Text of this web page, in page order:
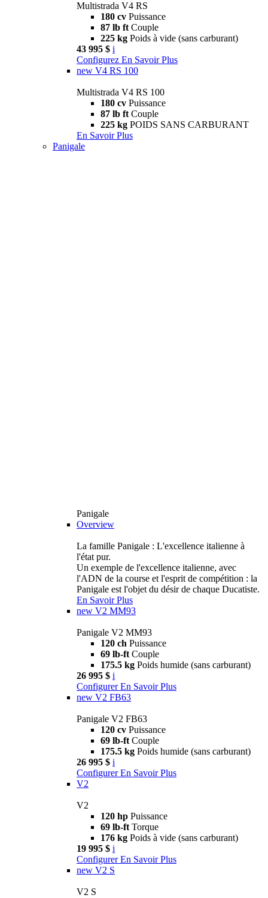
Multistrada V4 RS
180 cv Puissance
87 lb ft Couple
225 kg Poids à vide (sans carburant)
43 995 $ i
Configurez En Savoir Plus
new V4 RS 100
Multistrada V4 RS 100
180 cv Puissance
87 lb ft Couple
225 kg POIDS SANS CARBURANT
En Savoir Plus
Panigale
Panigale
Overview
La famille Panigale : L'excellence italienne à
l'état pur.
Un exemple de l'excellence italienne, avec
l'ADN de la course et l'esprit de compétition : la
Panigale est l'objet du désir de chaque Ducatiste.
En Savoir Plus
new V2 MM93
Panigale V2 MM93
120 ch Puissance
69 lb-ft Couple
175.5 kg Poids humide (sans carburant)
26 995 $ i
Configurer En Savoir Plus
new V2 FB63
Panigale V2 FB63
120 cv Puissance
69 lb-ft Couple
175.5 kg Poids humide (sans carburant)
26 995 $ i
Configurer En Savoir Plus
V2
V2
120 hp Puissance
69 lb-ft Torque
176 kg Poids à vide (sans carburant)
19 995 $ i
Configurer En Savoir Plus
new V2 S
V2 S